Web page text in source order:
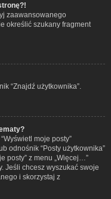
zaawansowanego
określić szukany fragment
“Znajdź użytkownika”.
moje posty”
odnośnik “Posty użytkownika”
posty” z menu „Więcej…”
Jeśli chcesz wyszukać swoje
i skorzystaj z